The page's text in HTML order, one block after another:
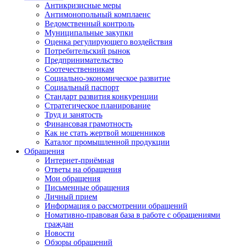
Антикризисные меры
Антимонопольный комплаенс
Ведомственный контроль
Муниципальные закупки
Оценка регулирующего воздействия
Потребительский рынок
Предпринимательство
Соотечественникам
Социально-экономическое развитие
Социальный паспорт
Стандарт развития конкуренции
Стратегическое планирование
Труд и занятость
Финансовая грамотность
Как не стать жертвой мошенников
Каталог промышленной продукции
Обращения
Интернет-приёмная
Ответы на обращения
Мои обращения
Письменные обращения
Личный прием
Информация о рассмотрении обращений
Номативно-правовая база в работе с обращениями
граждан
Новости
Обзоры обращений